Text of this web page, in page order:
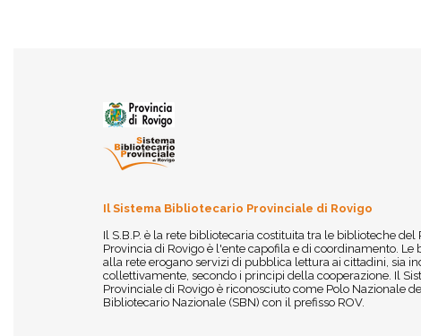
Il Sistema Bibliotecario Provinciale di Rovigo
Il S.B.P. è la rete bibliotecaria costituita tra le biblioteche del
Provincia di Rovigo è l'ente capofila e di coordinamento. Le
alla rete erogano servizi di pubblica lettura ai cittadini, sia
collettivamente, secondo i principi della cooperazione. Il
Provinciale di Rovigo è riconosciuto come Polo Nazionale
Bibliotecario Nazionale (SBN) con il prefisso ROV.